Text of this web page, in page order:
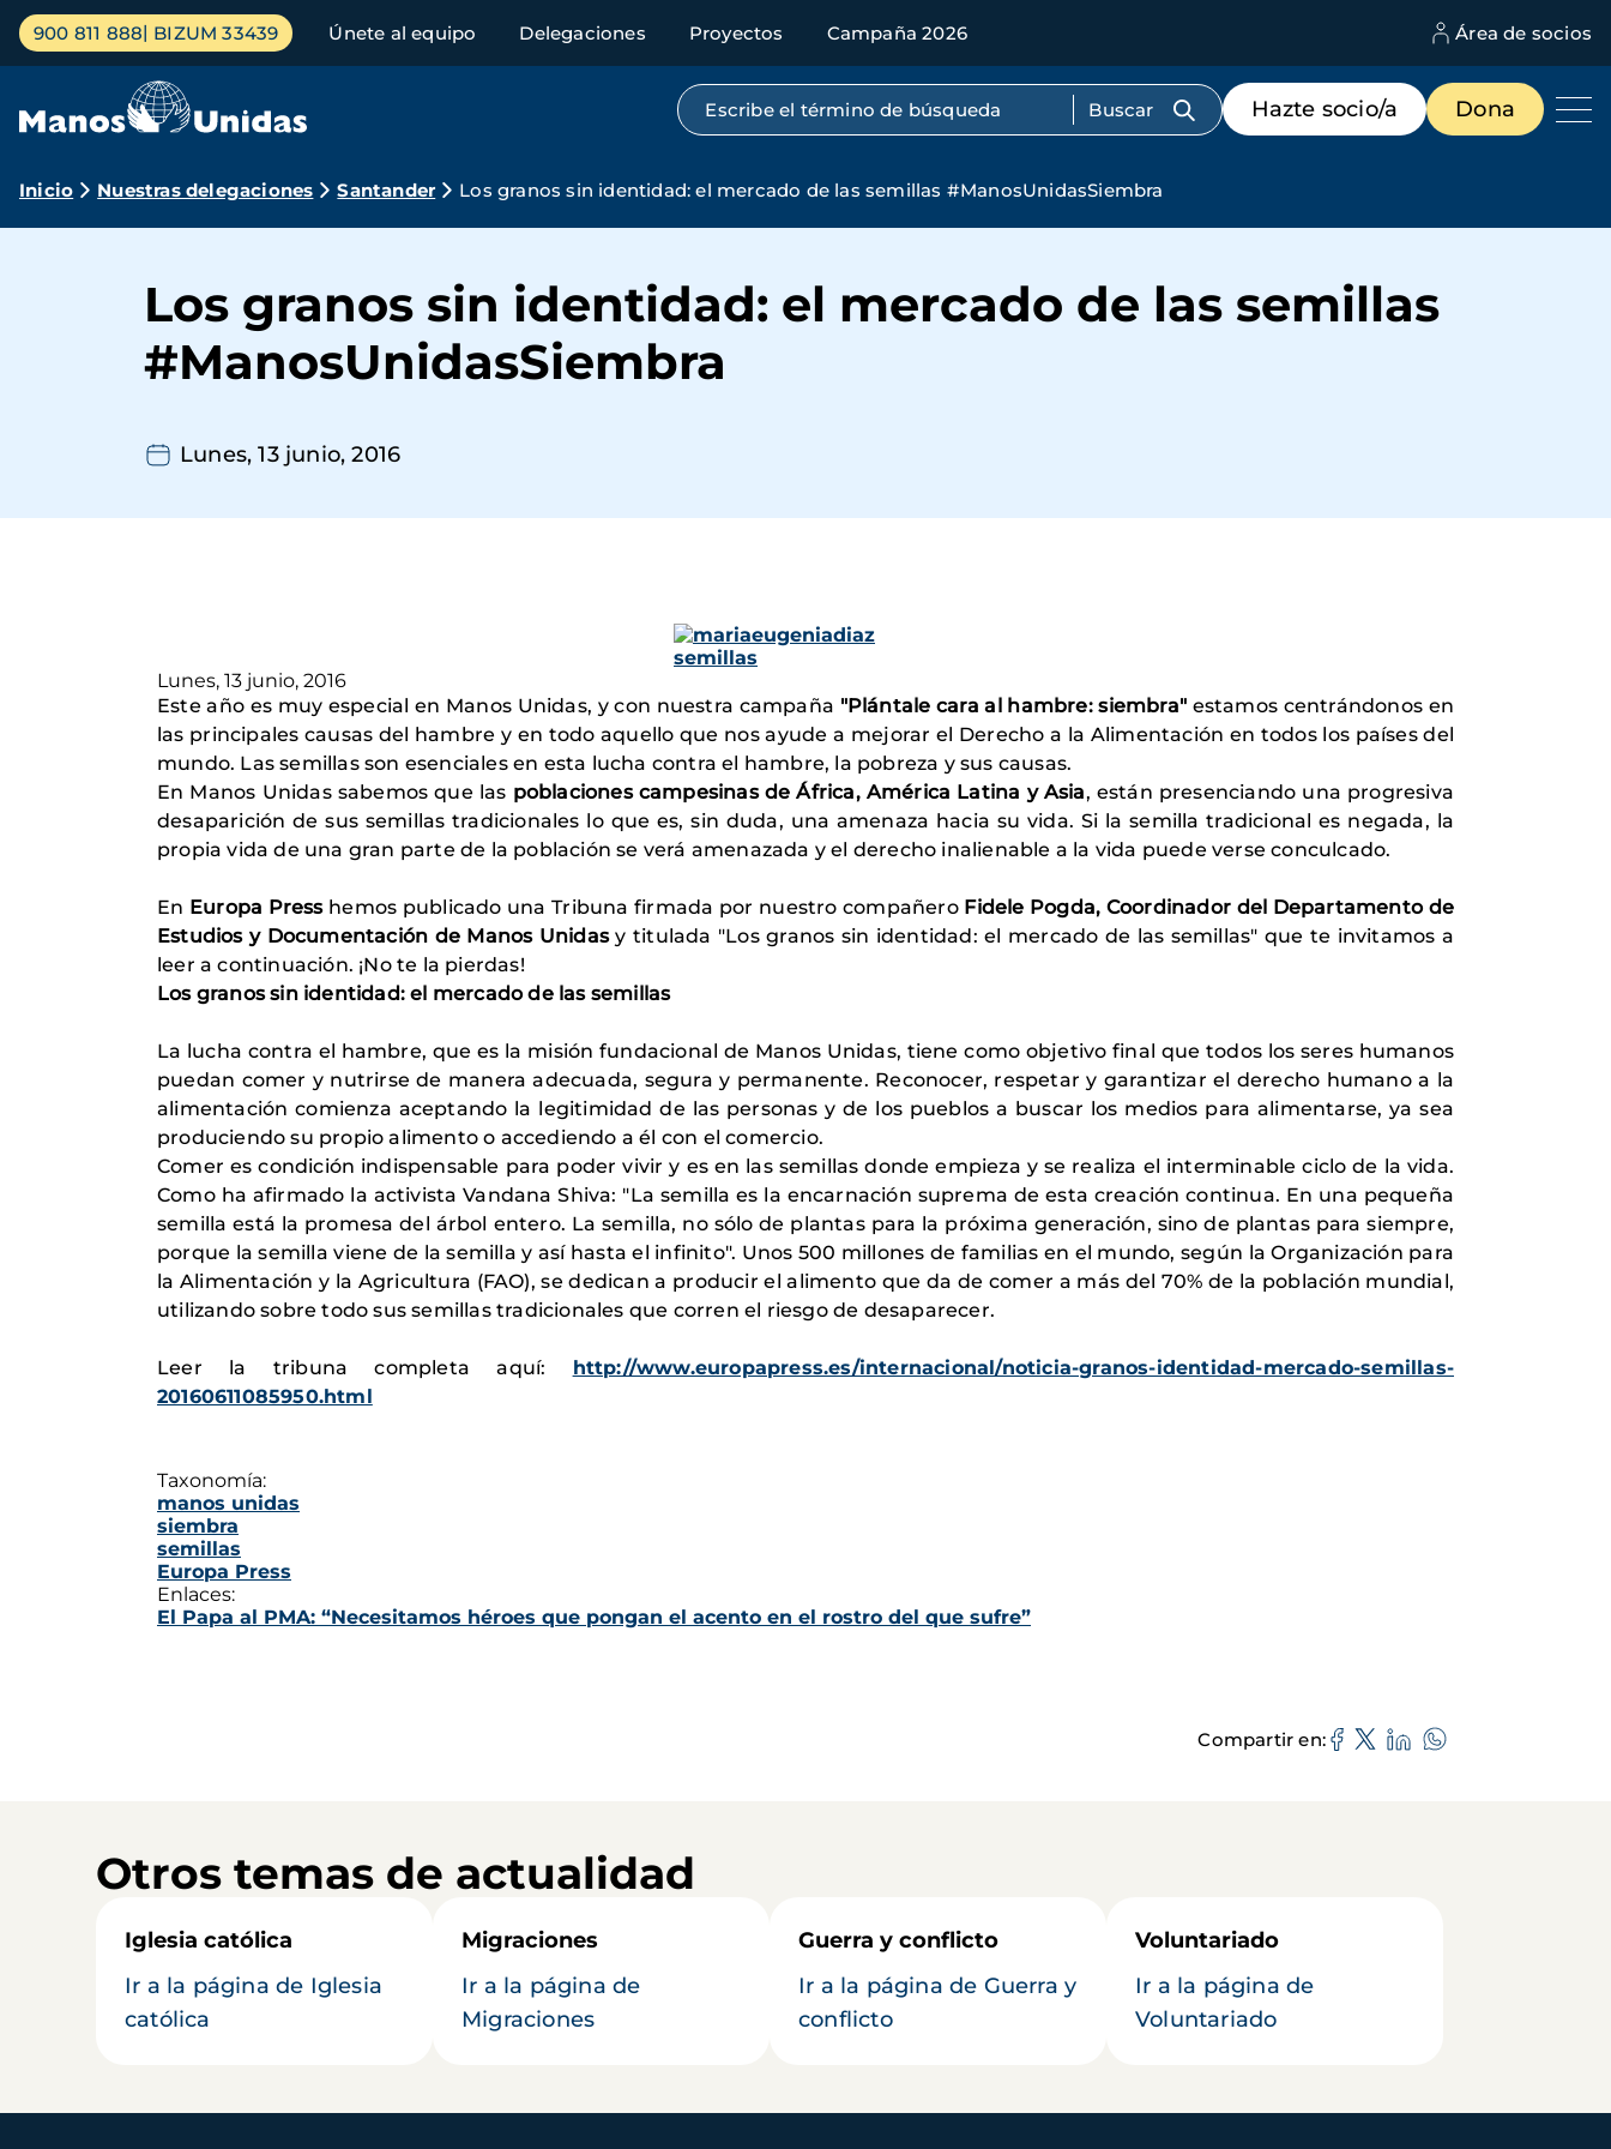
Pasar
contenido
Menú
principal
900 811 888 BIZUM 33439 Únete al equipo Delegaciones Proyectos Campaña 2026 Área de socios
Búsqueda por texto completo
Menú
de
destacados
Hazte socio/a Dona
Ruta
navegación
Inicio Nuestras delegaciones Santander Los granos sin identidad: el mercado de las semillas #ManosUnidasSiembra
Los granos sin identidad: el mercado de las semillas
#ManosUnidasSiembra
Lunes, 13 junio, 2016
Lunes, 13 junio, 2016
Este año es muy especial en Manos Unidas, y con nuestra campaña "Plántale cara al hambre: siembra"estamos centrándonos en
las principales causas del hambre y en todo aquello que nos ayude a mejorar el Derecho a la Alimentación en todos los países del
mundo. Las semillas son esenciales en esta lucha contra el hambre, la pobreza y sus causas.
En Manos Unidas sabemos que las poblaciones campesinas de África, América Latina y Asia, están presenciando una progresiva
desaparición de sus semillas tradicionales lo que es, sin duda, una amenaza hacia su vida. Si la semilla tradicional es negada, la
propia vida de una gran parte de la población se verá amenazada y el derecho inalienable a la vida puede verse conculcado.
En Europa Presshemos publicado una Tribuna firmada por nuestro compañero Fidele Pogda, Coordinador del Departamento de
Estudios y Documentación de Manos Unidasy titulada "Los granos sin identidad: el mercado de las semillas" que te invitamos a
leer a continuación. ¡No te la pierdas!
Los granos sin identidad: el mercado de las semillas
La lucha contra el hambre, que es la misión fundacional de Manos Unidas, tiene como objetivo final que todos los seres humanos
puedan comer y nutrirse de manera adecuada, segura y permanente. Reconocer, respetar y garantizar el derecho humano a la
alimentación comienza aceptando la legitimidad de las personas y de los pueblos a buscar los medios para alimentarse, ya sea
produciendo su propio alimento o accediendo a él con el comercio.
Comer es condición indispensable para poder vivir y es en las semillas donde empieza y se realiza el interminable ciclo de la vida.
Como ha afirmado la activista Vandana Shiva: "La semilla es la encarnación suprema de esta creación continua. En una pequeña
semilla está la promesa del árbol entero. La semilla, no sólo de plantas para la próxima generación, sino de plantas para siempre,
porque la semilla viene de la semilla y así hasta el infinito". Unos 500 millones de familias en el mundo, según la Organización para
la Alimentación y la Agricultura (FAO), se dedican a producir el alimento que da de comer a más del 70% de la población mundial,
utilizando sobre todo sus semillas tradicionales que corren el riesgo de desaparecer.
Leer la tribuna completa aquí: http://www.europapress.es/internacional/noticia-granos-identidad-mercado-semillas-
20160611085950.html
Taxonomía:
manos unidas
siembra
semillas
Europa Press
Enlaces:
El Papa al PMA: “Necesitamos héroes que pongan el acento en el rostro del que sufre”
Compartir en
Otros temas de actualidad
Iglesia católica
Ir a la página de Iglesia
católica
Migraciones
Ir a la página de
Migraciones
Guerra y conflicto
Ir a la página de Guerra y
conflicto
Voluntariado
Ir a la página de
Voluntariado